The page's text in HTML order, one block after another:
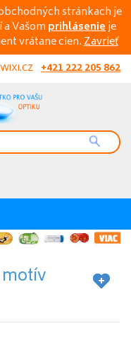
stránkach je
Vašom prihlásenieje
vrátane cien.Zavrieť
+421 222 205 862